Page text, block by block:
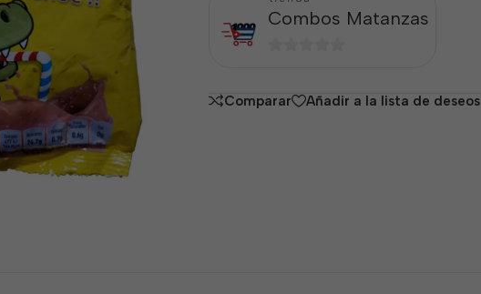
Combos Matanzas
5
Comparar Añadir a la lista de deseos